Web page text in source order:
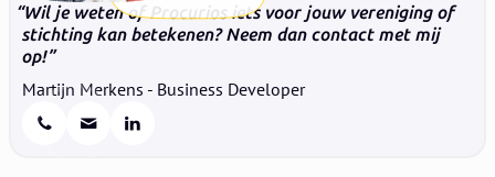
Wil je weten of Procurios iets voor jouw vereniging of
stichting kan betekenen? Neem dan contact met mij
op!
Martijn Merkens - Business Developer